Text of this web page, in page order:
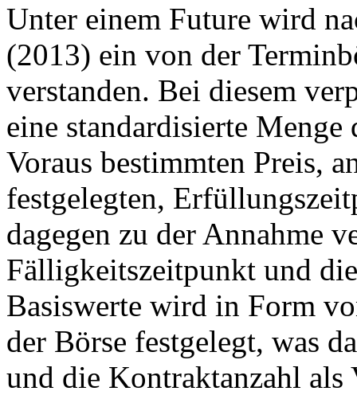
Unter einem Future wird
(2013) ein von der
verstanden. Bei diesem
eine standardisierte
Voraus bestimmten Preis,
festgelegten,
dagegen zu der Annahme
Fälligkeitszeitpunkt und
Basiswerte wird in Form
der Börse festgelegt, was
und die Kontraktanzahl als